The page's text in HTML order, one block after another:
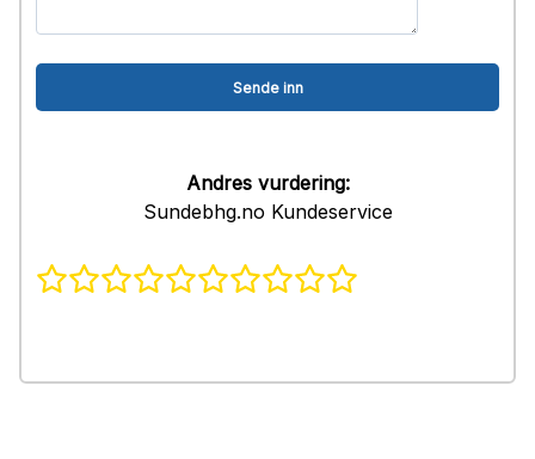
Andres vurdering:
Sundebhg.no Kundeservice